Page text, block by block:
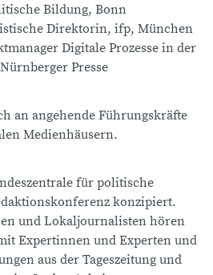
Bildung, Bonn
Direktorin, ifp, München
Digitale Prozesse in der
Presse
an angehende Führungskräfte
Medienhäusern.
für politische
konzipiert.
und Lokaljournalisten hören
Expertinnen und Experten und
aus der Tageszeitung und